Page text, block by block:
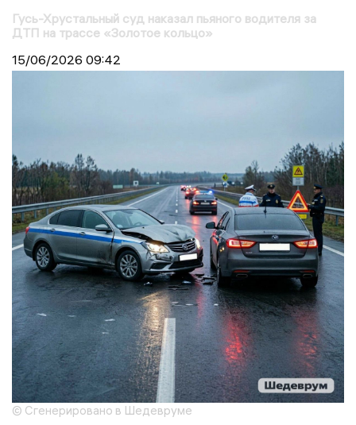
Гусь-Хрустальный суд наказал пьяного водителя за
ДТП на трассе «Золотое кольцо»
15/06/2026 09:42
© Сгенерировано в Шедевруме